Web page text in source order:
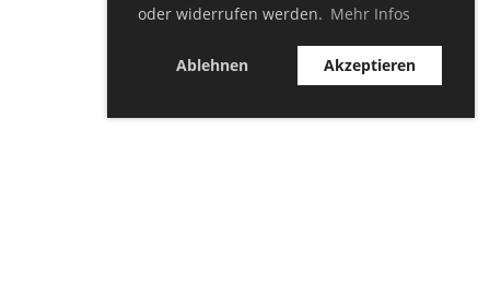
oder widerrufen werden. Mehr Infos
Ablehnen Akzeptieren